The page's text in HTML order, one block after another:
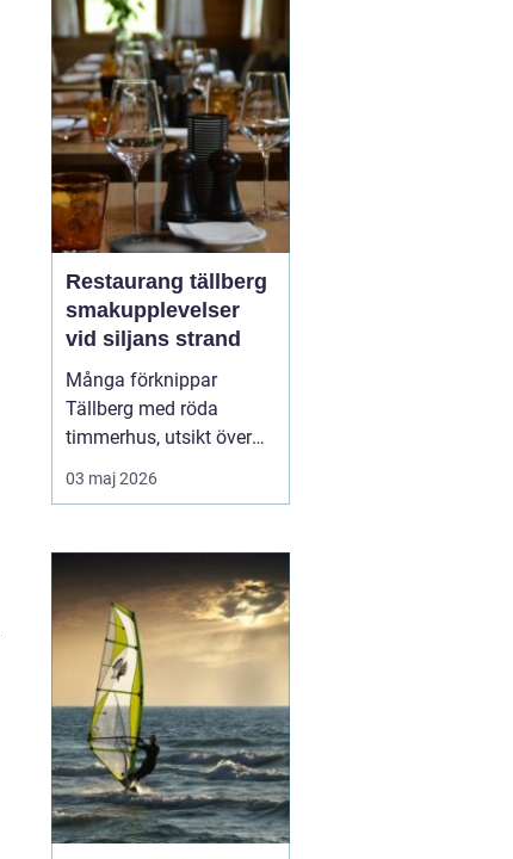
myllrande städer, mellan
snöklädda bergstoppar
och tropiska stränder.
Med en erfaren res...
Restaurang tällberg
smakupplevelser
vid siljans strand
Många förknippar
Tällberg med röda
timmerhus, utsikt över
Siljan och klassiska
dalatraditioner. Men byn
matdestination. Här
möts resenärer som vill
äta genuint, närodlat och
vällagat utan att tumma
på vare sig kvalitet ell...
03 maj 2026